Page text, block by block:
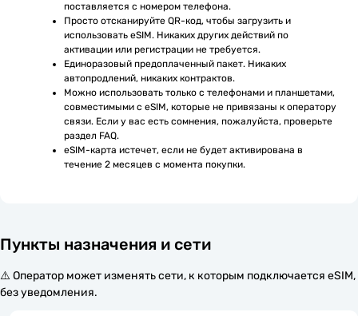
поставляется с номером телефона.
Просто отсканируйте QR-код, чтобы загрузить и
использовать eSIM. Никаких других действий по
активации или регистрации не требуется.
Единоразовый предоплаченный пакет. Никаких
автопродлений, никаких контрактов.
Можно использовать только с телефонами и планшетами,
совместимыми с eSIM, которые не привязаны к оператору
связи. Если у вас есть сомнения, пожалуйста, проверьте
раздел FAQ.
eSIM-карта истечет, если не будет активирована в
течение 2 месяцев с момента покупки.
Пункты назначения и сети
⚠️ Оператор может изменять сети, к которым подключается eSIM,
без уведомления.